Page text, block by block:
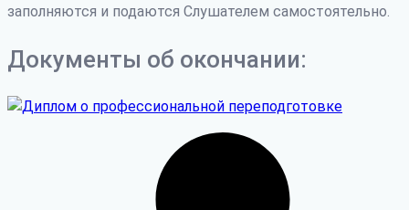
заполняются и подаются Слушателем самостоятельно.
Документы об окончании: